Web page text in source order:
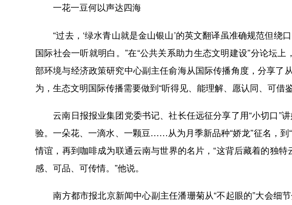
一花一豆何以声达四海
“过去，‘绿水青山就是金山银山’的英文翻译虽准确规范但绕口
国际社会一听就明白。”在“公共关系助力生态文明建设”分论坛
部环境与经济政策研究中心副主任俞海从国际传播角度，分享了
为，生态文明国际传播需要做到“听得见、能理解、愿认同、可借
云南日报报业集团党委书记、社长任远征分享了用“小切口”讲
验。一朵花、一滴水、一颗豆……从为月季新品种“娇龙”征名，到
情谊，再到咖啡成为联通云南与世界的名片，“这背后藏着的独
感、可品、可传情。”他说。
南方都市报北京新闻中心副主任潘珊菊从“不起眼的”大会细